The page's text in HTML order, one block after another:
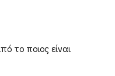
το ποιος είναι